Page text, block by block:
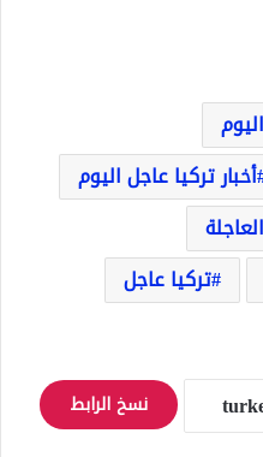
أخبار تركيا عاجل اليوم
تركيا عاجل
نسخ الرابط